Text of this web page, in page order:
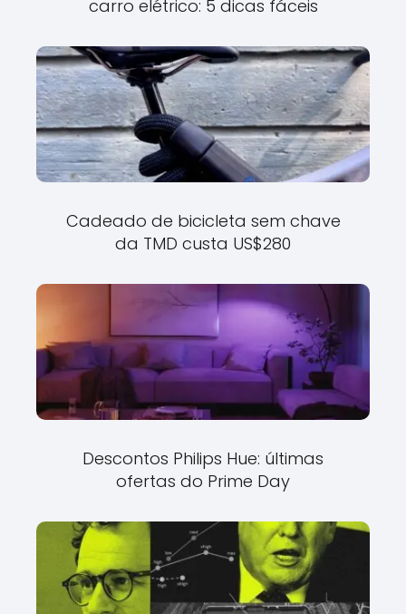
carro elétrico: 5 dicas fáceis
Cadeado de bicicleta sem chave
da TMD custa US$280
Descontos Philips Hue: últimas
ofertas do Prime Day